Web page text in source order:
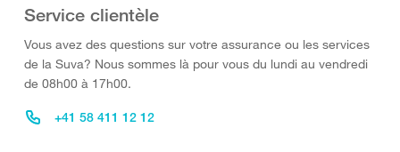
Service clientèle
Vous avez des questions sur votre assurance ou les services
de la Suva? Nous sommes là pour vous du lundi au vendredi
de 08h00 à 17h00.
+41 58 411 12 12